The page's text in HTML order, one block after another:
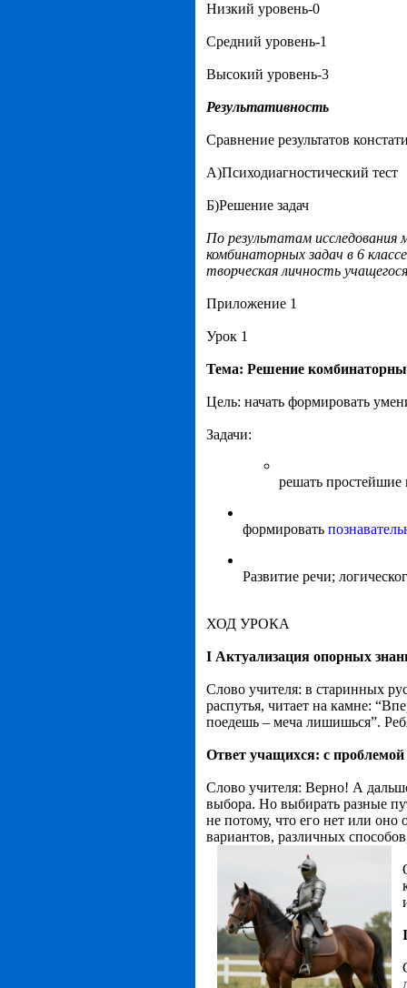
Низкий уровень-0
Средний уровень-1
Высокий уровень-3
Результативность
Сравнение результатов
А)Психодиагностический тест
Б)Решение задач
По результатам
комбинаторных задач в 6
творческая личность
Приложение 1
Урок 1
Тема: Решение
Цель: начать формировать
Задачи:
решать простейшие
формировать
Развитие речи;
ХОД УРОКА
I Актуализация опорных
Слово учителя: в старинных
распутья, читает на камне:
поедешь – меча лишишься”.
Ответ учащихся: с
Слово учителя: Верно! А
выбора. Но выбирать разные
не потому, что его нет или
вариантов, различных